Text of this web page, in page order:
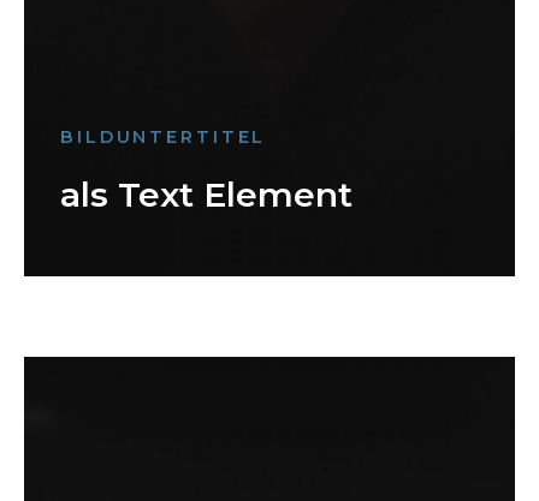
BILDUNTERTITEL
als Text Element